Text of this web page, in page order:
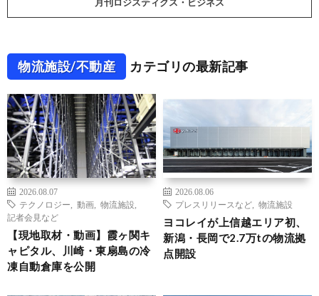
物流施設/不動産 カテゴリの最新記事
2026.08.07
テクノロジー
動画 物流施設
記者会見など
【現地取材・動画】霞ヶ関キ
ャピタル、川崎・東扇島の冷
凍自動倉庫を公開
2026.08.06
プレスリリースなど
物流施設
ヨコレイが上信越エリア初、
新潟・長岡で2.7万tの物流拠
点開設